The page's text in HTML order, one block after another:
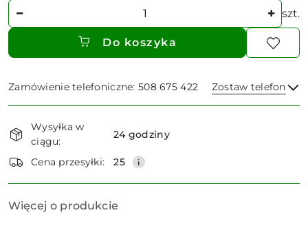
Ilość szt.
Do koszyka
Zamówienie telefoniczne: 508 675 422 Zostaw telefon
i
dostawa
Wysyłka w
ciągu:
24 godziny
Cena przesyłki: 25
Więcej o produkcie